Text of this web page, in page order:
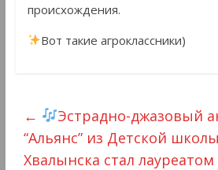
происхождения.
Вот такие агроклассники)
←
Эстрадно-джазовый
“Альянс” из Детской
Хвалынска стал